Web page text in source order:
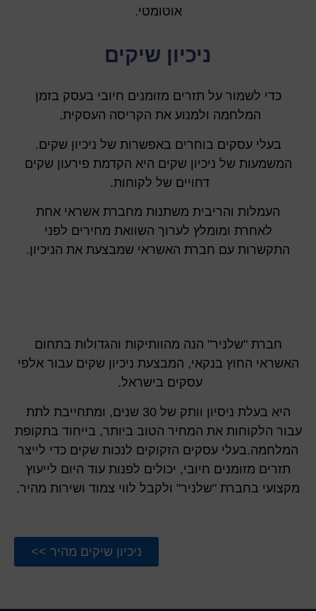
אוטומטי.
ניכיון שיקים
כדי לשמור על תזרים מזומנים חיובי בעסק בזמן
המלחמה ולמנוע את הקריסה העסקית,
בעלי עסקים בוחרים באפשרות של ניכיון שקים.
המשמעות של ניכיון שקים היא הקדמת פירעון שקים
דחויים של לקוחות.
העמלות והריבית משתנות מחברת אשראי אחת
לאחרת ומומלץ לערוך השוואת מחירים לפני
התקשרות עם חברת האשראי שמבצעת את הניכיון.
חברת "שלניר" הנה מהוותיקות והגדולות בתחום
האשראי החוץ בנקאי, המבצעת ניכיון שקים עבור אלפי
עסקים בישראל.
היא בעלת ניסיון וותק של 30 שנים, ומתחייבת לתת
עבור הלקוחות את המחיר הטוב ביותר, בייחוד בתקופת
המלחמה.בעלי עסקים הזקוקים לנכות שקים כדי לייצר
תזרים מזומנים חיובי, יכולים לפנות עוד היום לייעוץ
מקצועי בחברת "שלניר" ולקבל לווי צמוד ושירות מהיר.
ניכיון שיקים מהיר >>